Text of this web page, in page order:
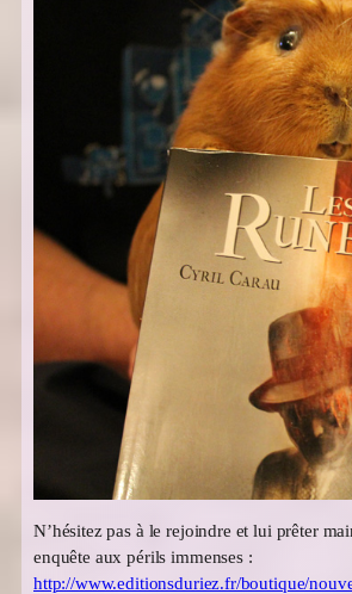
N’hésitez pas à le rejoindre et lui prêter
enquête aux périls immenses :
http://www.editionsduriez.fr/boutique/